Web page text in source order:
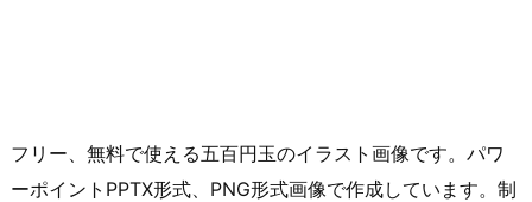
フリー、無料で使える五百円玉のイラスト画像です。パワ
ーポイントPPTX形式、PNG形式画像で作成しています。制